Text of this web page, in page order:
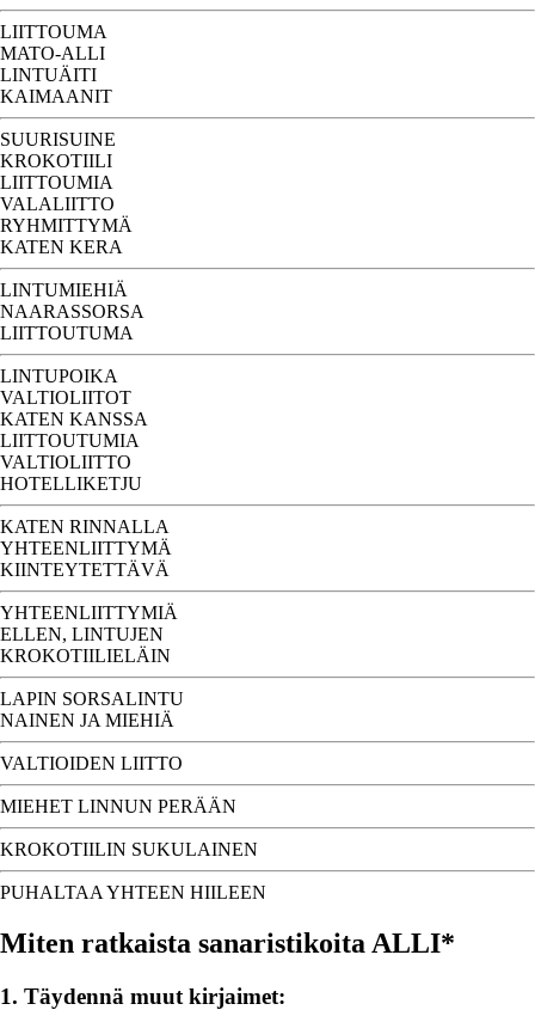
LIITTOUMA
MATO-ALLI
LINTUÄITI
KAIMAANIT
SUURISUINE
KROKOTIILI
LIITTOUMIA
VALALIITTO
RYHMITTYMÄ
KATEN KERA
LINTUMIEHIÄ
NAARASSORSA
LIITTOUTUMA
LINTUPOIKA
VALTIOLIITOT
KATEN KANSSA
LIITTOUTUMIA
VALTIOLIITTO
HOTELLIKETJU
KATEN RINNALLA
YHTEENLIITTYMÄ
KIINTEYTETTÄVÄ
YHTEENLIITTYMIÄ
ELLEN, LINTUJEN
KROKOTIILIELÄIN
LAPIN SORSALINTU
NAINEN JA MIEHIÄ
VALTIOIDEN LIITTO
MIEHET LINNUN PERÄÄN
KROKOTIILIN SUKULAINEN
PUHALTAA YHTEEN HIILEEN
Miten ratkaista sanaristikoita ALLI*
1. Täydennä muut kirjaimet: